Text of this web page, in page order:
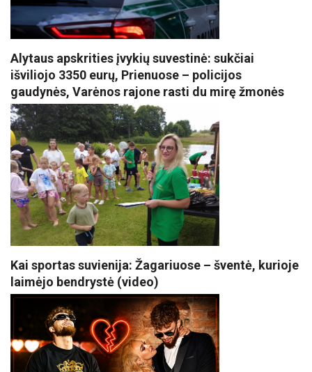
Alytaus apskrities įvykių suvestinė: sukčiai
išviliojo 3350 eurų, Prienuose – policijos
gaudynės, Varėnos rajone rasti du mirę žmonės
Kai sportas suvienija: Žagariuose – šventė, kurioje
laimėjo bendrystė (video)